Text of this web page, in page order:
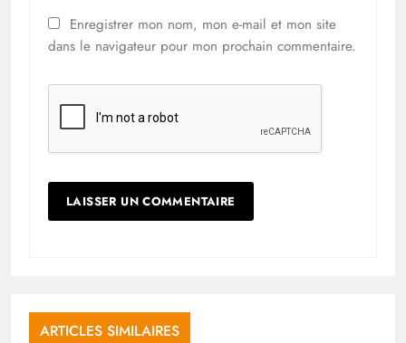
Enregistrer mon nom, mon e-mail et mon site
dans le navigateur pour mon prochain commentaire.
ARTICLES SIMILAIRES